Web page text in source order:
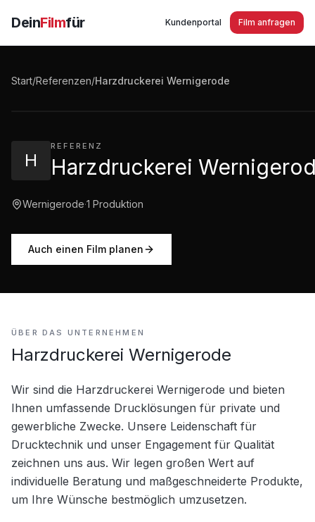
DeinFilmfür Kundenportal Film anfragen
Start/Referenzen/Harzdruckerei Wernigerode
H
REFERENZ
Harzdruckerei
Wernigerode·1 Produktion
Auch einen Film planen
Harzdruckerei Wernigerode
ÜBER DAS UNTERNEHMEN
Harzdruckerei Wernigerode
Wir sind die Harzdruckerei Wernigerode und bieten
Ihnen umfassende Drucklösungen für private und
gewerbliche Zwecke. Unsere Leidenschaft für
Drucktechnik und unser Engagement für Qualität
zeichnen uns aus. Wir legen großen Wert auf
individuelle Beratung und maßgeschneiderte Produkte,
um Ihre Wünsche bestmöglich umzusetzen.